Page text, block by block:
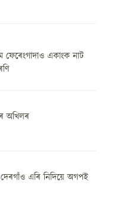
একাংক নাট
অখিলৰ
এৰি নিদিয়ে অগপই